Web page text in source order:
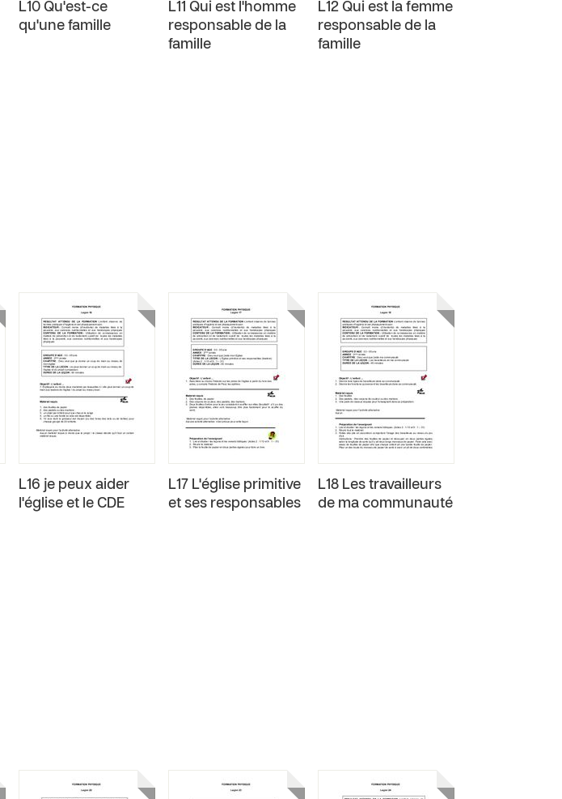
L10 Qu'est-ce
qu'une famille
L11 Qui est l'homme
responsable de la
famille
L12 Qui est la femme
responsable de la
famille
L16 je peux aider
l'église et le CDE
L17 L'église primitive
et ses responsables
L18 Les travailleurs
de ma communauté